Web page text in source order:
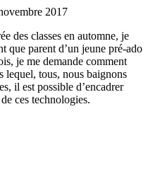
2017
des classes en automne, je
que parent d’un jeune pré-ado
je me demande comment
lequel, tous, nous baignons
il est possible d’encadrer
ces technologies.